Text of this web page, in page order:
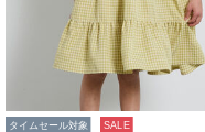
タイムセール対象 SALE